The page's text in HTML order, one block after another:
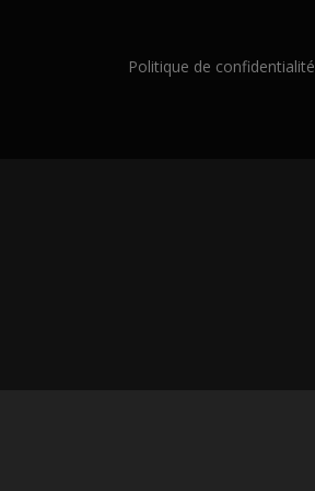
Politique de confidentialité